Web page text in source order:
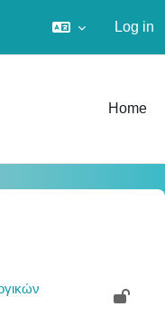
Log in
Home